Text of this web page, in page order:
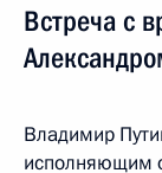
Встреча с
Владимир
исполняющим